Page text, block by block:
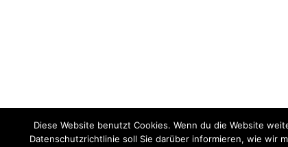
Diese Website benutzt Cookies. Wenn du die Website
Datenschutzrichtlinie soll Sie darüber informieren, wie wir